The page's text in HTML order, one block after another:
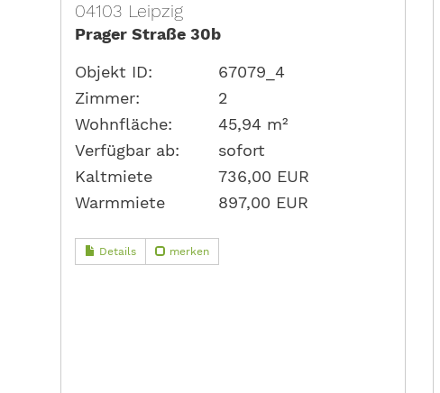
04103 Leipzig
Prager Straße 30b
Objekt ID:
67079_4
Zimmer:
2
Wohnfläche:
45,94 m²
Verfügbar ab:
sofort
Kaltmiete
736,00 EUR
Warmmiete
897,00 EUR
Details merken